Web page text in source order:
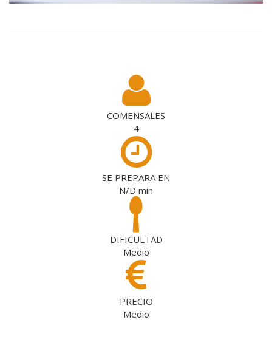
COMENSALES
4
SE PREPARA EN
N/D min
DIFICULTAD
Medio
PRECIO
Medio